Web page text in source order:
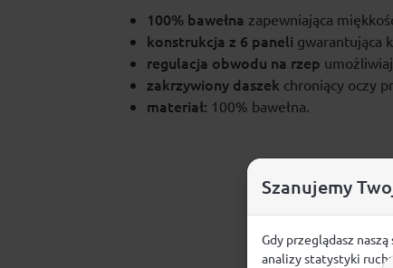
100% bawełna zapewniająca
konstrukcja z 6 paneli gwarantująca
regulacja obwodu na rzep
zakrzywiony daszek chroniący oczy
materiał: 100% bawełna.
Szanujemy
Gdy przeglądasz
analizy statystyki